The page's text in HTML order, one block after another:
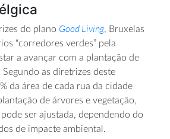
do plano Good Living, Bruxelas
“corredores verdes” pela
a avançar com a plantação de
as diretrizes deste
da área de cada rua da cidade
de árvores e vegetação,
ser ajustada, dependendo do
de impacte ambiental.